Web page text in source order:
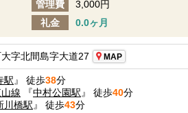
管理費
3,000円
礼金 0.0ヶ月
字北間島字大道27 MAP
駅 』 徒歩38分
線 『中村公園駅 』 徒歩40分
川橋駅 』 徒歩43分